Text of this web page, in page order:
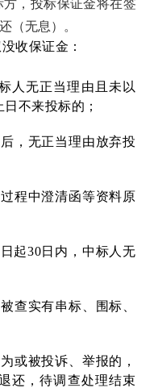
方，投标保证金将在签
（无息）。
收保证金：
人无正当理由且未以
不来投标的；
，无正当理由放弃投
程中澄清函等资料原
起30日内，中标人无
查实有串标、围标、
或被投诉、举报的，
还，待调查处理结束